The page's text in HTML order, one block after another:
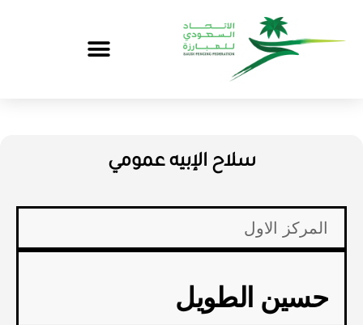
سلاح الإبيه عمومي
المركز الاول
حسين الطويل